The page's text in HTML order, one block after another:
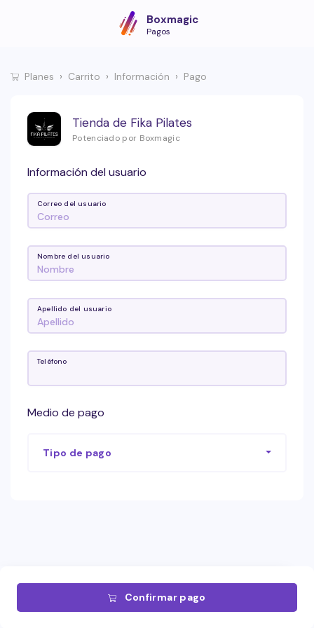
Boxmagic
Pagos
Planes Carrito Información Pago
Tienda de Fika Pilates
Potenciado por Boxmagic
Información del usuario
Correo del usuario
Nombre del usuario
Apellido del usuario
Teléfono
Medio de pago
Tipo de pago
Confirmar pago